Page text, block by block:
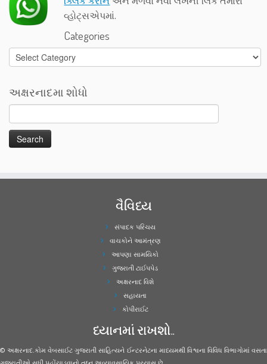
વ્હોટ્સએપમાં.
Categories
Categories
અક્ષરનાદમા શોધો
વૈવિધ્ય
સંપાદક પરિચય
વાચકોને આમંત્રણ
આપણા સામયિકો
ગુજરાતી ટાઈપપેડ
અક્ષરનાદ વિશે
સહાયતા
કોપીરાઈટ
ધ્યાનમાં રાખશો..
© અક્ષરનાદ.કોમ વેબસાઈટ ગુજરાતી સાહિત્યને ઈન્ટરનેટના માધ્યમથી વિશ્વના વિવિધ વિભાગોમાં વસતા